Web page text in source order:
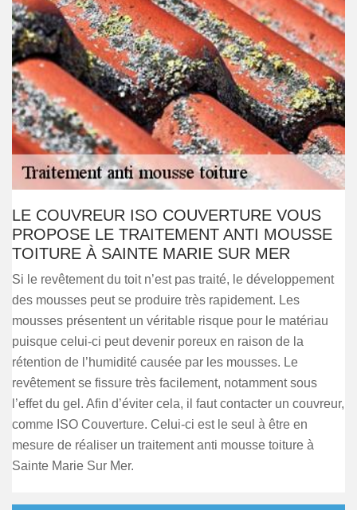
LE COUVREUR ISO COUVERTURE VOUS
PROPOSE LE TRAITEMENT ANTI MOUSSE
TOITURE À SAINTE MARIE SUR MER
Si le revêtement du toit n’est pas traité, le développement
des mousses peut se produire très rapidement. Les
mousses présentent un véritable risque pour le matériau
puisque celui-ci peut devenir poreux en raison de la
rétention de l’humidité causée par les mousses. Le
revêtement se fissure très facilement, notamment sous
l’effet du gel. Afin d’éviter cela, il faut contacter un couvreur,
comme ISO Couverture. Celui-ci est le seul à être en
mesure de réaliser un traitement anti mousse toiture à
Sainte Marie Sur Mer.